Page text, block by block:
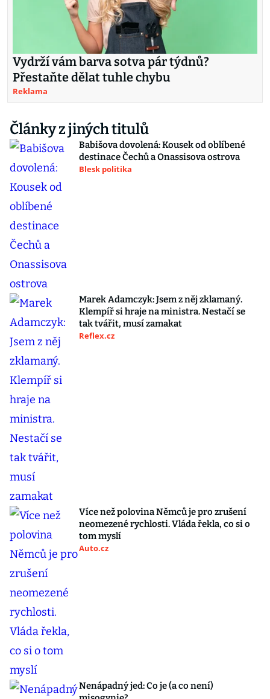
Vydrží vám barva sotva pár týdnů?
Přestaňte dělat tuhle chybu
Reklama
Články z jiných titulů
Babišova dovolená: Kousek od oblíbené
destinace Čechů a Onassisova ostrova
Blesk politika
Marek Adamczyk: Jsem z něj zklamaný.
Klempíř si hraje na ministra. Nestačí se
tak tvářit, musí zamakat
Reflex.cz
Více než polovina Němců je pro zrušení
neomezené rychlosti. Vláda řekla, co si o
tom myslí
Auto.cz
Nenápadný jed: Co je (a co není)